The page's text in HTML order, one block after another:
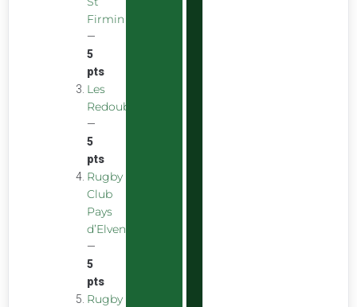
Firmin
—
5
pts
Les
Redoubstables
—
5
pts
Rugby
Club
Pays
d’Elven
—
5
pts
Rugby